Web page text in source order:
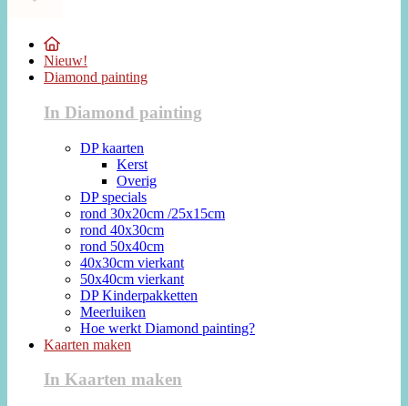
Nieuw!
Diamond painting
In Diamond painting
DP kaarten
Kerst
Overig
DP specials
rond 30x20cm /25x15cm
rond 40x30cm
rond 50x40cm
40x30cm vierkant
50x40cm vierkant
DP Kinderpakketten
Meerluiken
Hoe werkt Diamond painting?
Kaarten maken
In Kaarten maken